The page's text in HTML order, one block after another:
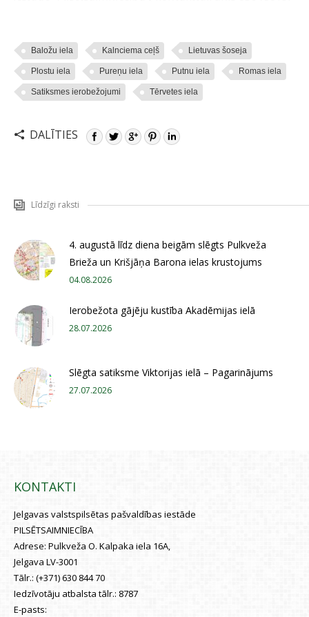
Baložu iela Kalnciema ceļš Lietuvas šoseja
Plostu iela Pureņu iela Putnu iela Romas iela
Satiksmes ierobežojumi Tērvetes iela
DALĪTIES
Līdzīgi raksti
4. augustā līdz diena beigām slēgts Pulkveža
Brieža un Krišjāņa Barona ielas krustojums
04.08.2026
Ierobežota gājēju kustība Akadēmijas ielā
28.07.2026
Slēgta satiksme Viktorijas ielā – Pagarinājums
27.07.2026
KONTAKTI
Jelgavas valstspilsētas pašvaldības iestāde
PILSĒTSAIMNIECĪBA
Adrese: Pulkveža O. Kalpaka iela 16A,
Jelgava LV-3001
Tālr.: (+371) 630 844 70
Iedzīvotāju atbalsta tālr.: 8787
E-pasts: